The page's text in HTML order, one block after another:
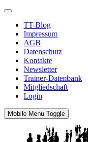
TT-Blog
Impressum
AGB
Datenschutz
Kontakte
Newsletter
Trainer-Datenbank
Mitgliedschaft
Login
Mobile Menu Toggle